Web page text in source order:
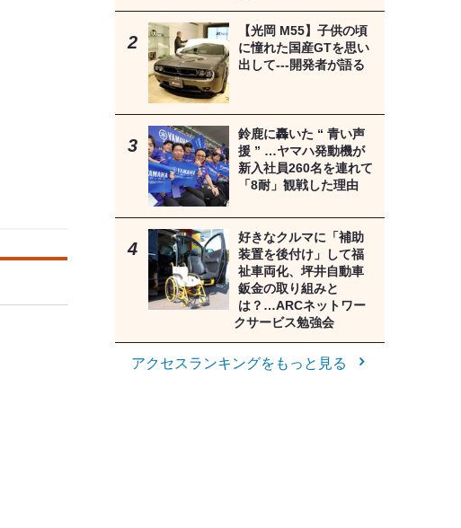
【光岡 M55】子供の頃
に憧れた国産GTを思い
出して---開発者が語る
鈴鹿に轟いた “ 青い声
援 ” …ヤマハ発動機が
新入社員260名を連れて
「8耐」観戦した理由
好きなクルマに「補助
装置を後付け」して福
祉車両化、坪井自動車
鈑金の取り組みと
は？…ARCネットワー
クサービス勉強会
アクセスランキングをもっと見る